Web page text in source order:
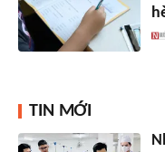
TIN MỚI